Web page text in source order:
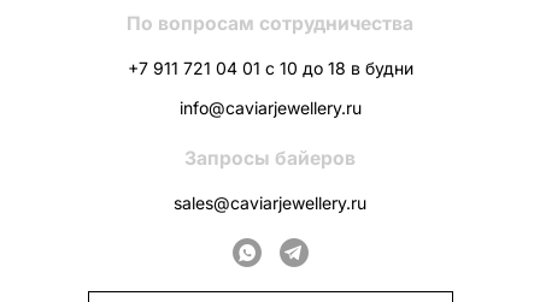
По вопросам сотрудничества
+7 911 721 04 01 с 10 до 18 в будни
info@caviarjewellery.ru
Запросы байеров
sales@caviarjewellery.ru